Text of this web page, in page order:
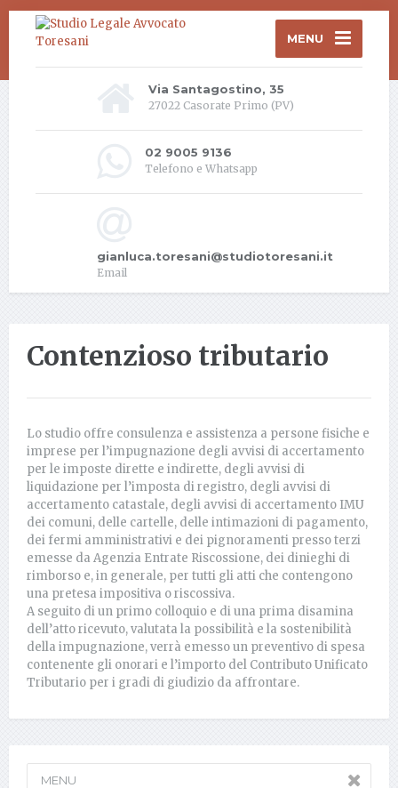
MENU
Via Santagostino, 35
27022 Casorate Primo (PV)
02 9005 9136
Telefono e Whatsapp
gianluca.toresani@studiotoresani.it
Email
Contenzioso tributario
Lo studio offre consulenza e assistenza a persone fisiche e
imprese per l’impugnazione degli avvisi di accertamento
per le imposte dirette e indirette, degli avvisi di
liquidazione per l’imposta di registro, degli avvisi di
accertamento catastale, degli avvisi di accertamento IMU
dei comuni, delle cartelle, delle intimazioni di pagamento,
dei fermi amministrativi e dei pignoramenti presso terzi
emesse da Agenzia Entrate Riscossione, dei dinieghi di
rimborso e, in generale, per tutti gli atti che contengono
una pretesa impositiva o riscossiva.
A seguito di un primo colloquio e di una prima disamina
dell’atto ricevuto, valutata la possibilità e la sostenibilità
della impugnazione, verrà emesso un preventivo di spesa
contenente gli onorari e l’importo del Contributo Unificato
Tributario per i gradi di giudizio da affrontare.
MENU